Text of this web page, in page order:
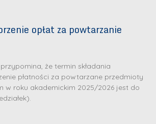
opłat za powtarzanie
że termin składania
płatności za powtarzane przedmioty
w roku akademickim 2025/2026 jest do